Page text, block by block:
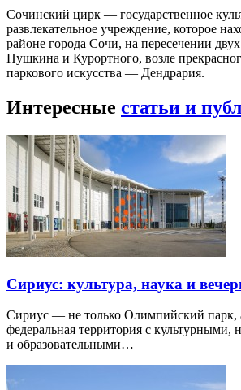
Сочинский цирк — государственное
развлекательное учреждение, которое
районе города Сочи, на пересечении
Пушкина и Курортного, возле
паркового искусства — Дендрария.
Интересные статьи и
Сириус: культура, наука и
Сириус — не только Олимпийский парк,
федеральная территория с культурными,
и образовательными…